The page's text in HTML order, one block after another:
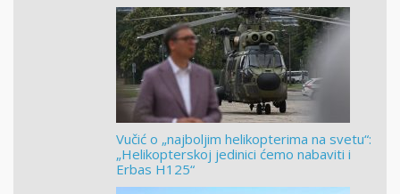
Vučić o „najboljim helikopterima na svetu“:
„Helikopterskoj jedinici ćemo nabaviti i
Erbas H125“